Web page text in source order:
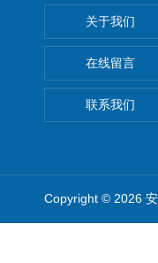
关于我们
在线留言
联系我们
Copyright © 2026